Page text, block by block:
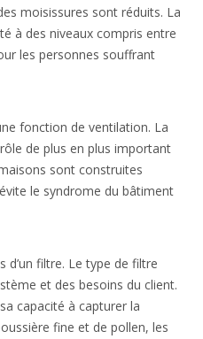
moisissures sont réduits. La
à des niveaux compris entre
les personnes souffrant
fonction de ventilation. La
de plus en plus important
sont construites
le syndrome du bâtiment
d’un filtre. Le type de filtre
et des besoins du client.
capacité à capturer la
fine et de pollen, les